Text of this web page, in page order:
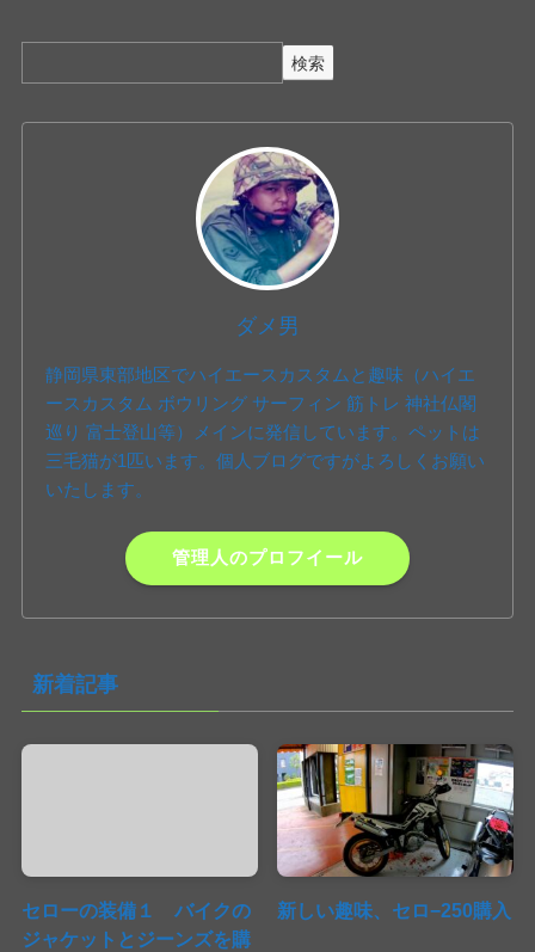
検索
ダメ男
静岡県東部地区でハイエースカスタムと趣味（ハイエ
ースカスタム ボウリング サーフィン 筋トレ 神社仏閣
巡り 富士登山等）メインに発信しています。ペットは
三毛猫が1匹います。個人ブログですがよろしくお願い
いたします。
管理人のプロフイール
新着記事
セローの装備１ バイクの
ジャケットとジーンズを購
新しい趣味、セロ−250購入